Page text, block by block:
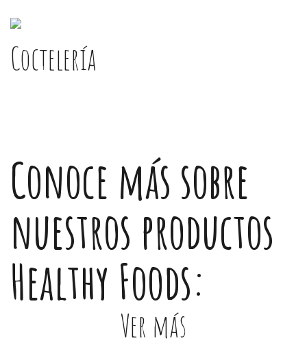
Coctelería
Conoce más sobre
nuestros productos
Healthy Foods:
Ver más